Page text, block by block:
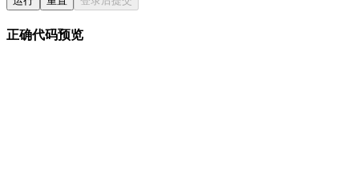
正确代码预览